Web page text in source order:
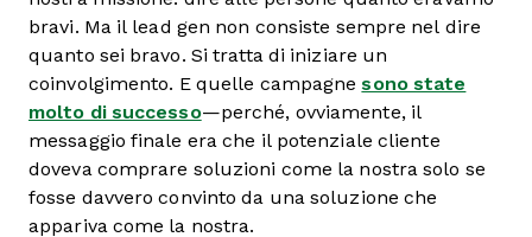
bravi. Ma il lead gen non consiste sempre nel dire
quanto sei bravo. Si tratta di iniziare un
coinvolgimento. E quelle campagnesono state
molto di successo—perché, ovviamente, il
messaggio finale era che il potenziale cliente
doveva comprare soluzioni come la nostra solo se
fosse davvero convinto da una soluzione che
appariva come la nostra.